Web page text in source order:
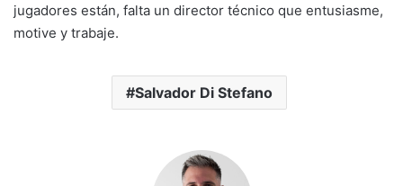
jugadores están, falta un director técnico que entusiasme,
motive y trabaje.
Salvador Di Stefano